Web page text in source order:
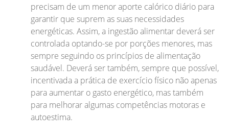
precisam de um menor aporte calórico diário para
garantir que suprem as suas necessidades
energéticas. Assim, a ingestão alimentar deverá ser
controlada optando-se por porções menores, mas
sempre seguindo os princípios de alimentação
saudável. Deverá ser também, sempre que possível,
incentivada a prática de exercício físico não apenas
para aumentar o gasto energético, mas também
para melhorar algumas competências motoras e
autoestima.